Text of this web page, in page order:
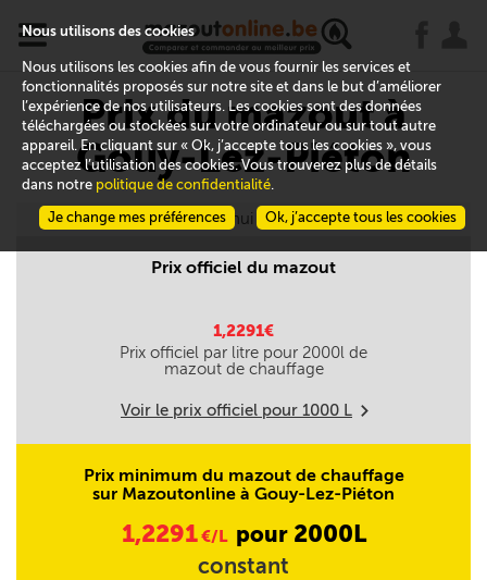
x
Prix du mazout à
Gouy-Lez-Piéton
Aujourd'hui le 10/08
Prix officiel du mazout
1,2291€
Prix officiel par litre pour 2000l de
mazout de chauffage
Voir le prix officiel pour 1000 L m
Prix minimum du mazout de chauffage
sur Mazoutonline à Gouy-Lez-Piéton
1,2291€/L pour 2000L
constant
Nous utilisons des cookies
Nous utilisons les cookies afin de vous fournir les services et
fonctionnalités proposés sur notre site et dans le but d’améliorer
l’expérience de nos utilisateurs. Les cookies sont des données
téléchargées ou stockées sur votre ordinateur ou sur tout autre
appareil. En cliquant sur « Ok, j’accepte tous les cookies », vous
acceptez l’utilisation des cookies. Vous trouverez plus de détails
dans notre politique de confidentialité.
Ok, j’accepte tous les cookies
Je change mes préférences